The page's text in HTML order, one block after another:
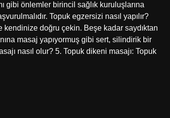
gibi önlemler birincil sağlık kuruluşlarına
Topuk egzersizi nasıl yapılır?
doğru çekin. Beşe kadar saydıktan
masaj yapıyormuş gibi sert, silindirik bir
nasıl olur? 5. Topuk dikeni masajı: Topuk